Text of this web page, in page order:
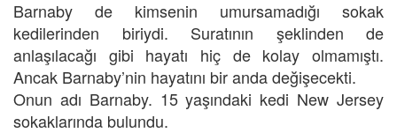
Barnaby de kimsenin umursamadığı sokak
kedilerinden biriydi. Suratının şeklinden de
anlaşılacağı gibi hayatı hiç de kolay olmamıştı.
Ancak Barnaby’nin hayatını bir anda değişecekti.
Onun adı Barnaby. 15 yaşındaki kedi New Jersey
sokaklarında bulundu.